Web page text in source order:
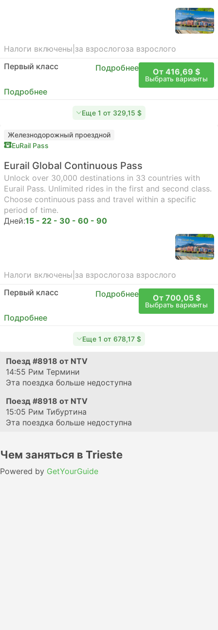
Налоги включены за взрослогоза взрослого
Первый класс
Подробнее От 416,69 $
Выбрать варианты
Подробнее
Еще 1 от 329,15 $
Железнодорожный проездной
EuRail Pass
Eurail Global Continuous Pass
Unlock over 30,000 destinations in 33 countries with
Eurail Pass. Unlimited rides in the first and second class.
Choose continuous pass and travel within a specific
period of time.
Дней:15 - 22 - 30 - 60 - 90
Налоги включены за взрослогоза взрослого
Первый класс
Подробнее От 700,05 $
Выбрать варианты
Подробнее
Еще 1 от 678,17 $
Поезд #8918 от NTV
14:55 Рим Термини
Эта поездка больше недоступна
Поезд #8918 от NTV
15:05 Рим Тибуртина
Эта поездка больше недоступна
Чем заняться в Trieste
Powered by GetYourGuide